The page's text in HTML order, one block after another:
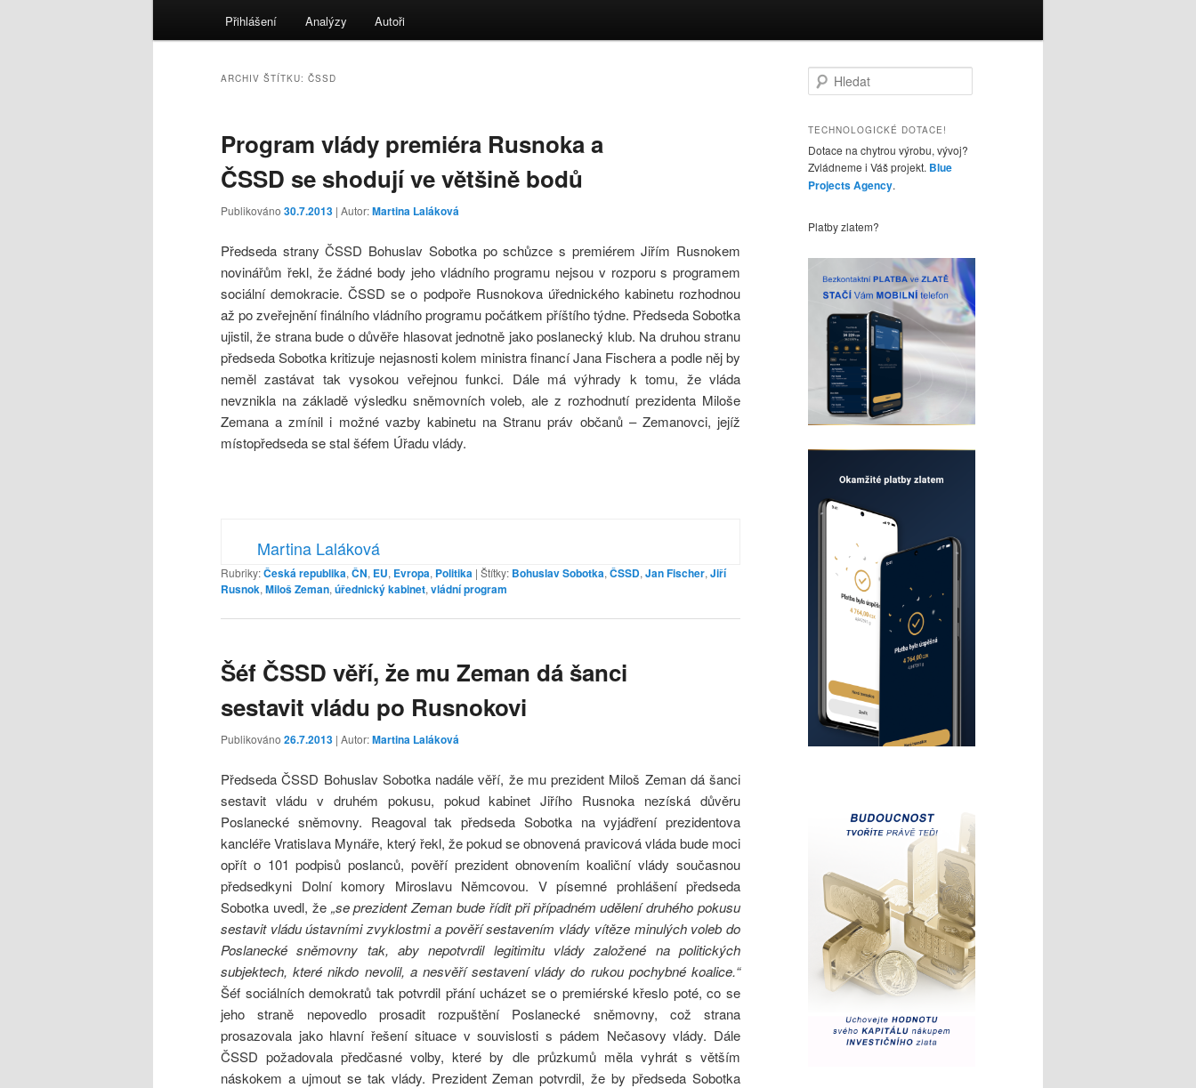
Přihlášení Analýzy Autoři
ARCHIV ŠTÍTKU: ČSSD
Program vlády premiéra Rusnoka a
ČSSD se shodují ve většině bodů
Publikováno 30.7.2013 | Autor:Martina Laláková
Předseda strany ČSSD Bohuslav Sobotka po schůzce s premiérem Jiřím Rusnokem
novinářům řekl, že žádné body jeho vládního programu nejsou v rozporu s programem
sociální demokracie. ČSSD se o podpoře Rusnokova úřednického kabinetu rozhodnou
až po zveřejnění finálního vládního programu počátkem příštího týdne. Předseda Sobotka
ujistil, že strana bude o důvěře hlasovat jednotně jako poslanecký klub. Na druhou stranu
předseda Sobotka kritizuje nejasnosti kolem ministra financí Jana Fischera a podle něj by
neměl zastávat tak vysokou veřejnou funkci. Dále má výhrady k tomu, že vláda
nevznikla na základě výsledku sněmovních voleb, ale z rozhodnutí prezidenta Miloše
Zemana a zmínil i možné vazby kabinetu na Stranu práv občanů – Zemanovci, jejíž
místopředseda se stal šéfem Úřadu vlády.
Martina Laláková
Rubriky:Česká republika, ČN, EU, Evropa, Politika | Štítky: Bohuslav Sobotka, ČSSD, Jan Fischer, Jiří
Rusnok, Miloš Zeman, úřednický kabinet, vládní program
Šéf ČSSD věří, že mu Zeman dá šanci
sestavit vládu po Rusnokovi
Publikováno 26.7.2013 | Autor:Martina Laláková
Předseda ČSSD Bohuslav Sobotka nadále věří, že mu prezident Miloš Zeman dá šanci
sestavit vládu v druhém pokusu, pokud kabinet Jiřího Rusnoka nezíská důvěru
Poslanecké sněmovny. Reagoval tak předseda Sobotka na vyjádření prezidentova
kancléře Vratislava Mynáře, který řekl, že pokud se obnovená pravicová vláda bude moci
opřít o 101 podpisů poslanců, pověří prezident obnovením koaliční vlády současnou
předsedkyni Dolní komory Miroslavu Němcovou. V písemné prohlášení předseda
Sobotka uvedl, že„se prezident Zeman bude řídit při případném udělení druhého pokusu
sestavit vláduústavními zvyklostmi a pověří sestavením vlády vítěze minulých voleb do
Poslanecké sněmovny tak, aby nepotvrdil legitimitu vlády založené na politických
subjektech, které nikdo nevolil, a nesvěří sestavení vlády do rukou pochybné koalice.“
Šéf sociálních demokratů tak potvrdil přání ucházet se o premiérské křeslo poté, co se
jeho straně nepovedlo prosadit rozpuštění Poslanecké sněmovny, což strana
prosazovala jako hlavní řešení situace v souvislosti s pádem Nečasovy vlády. Dále
ČSSD požadovala předčasné volby, které by dle průzkumů měla vyhrát s větším
náskokem a ujmout se tak vlády. Prezident Zeman potvrdil, že by předseda Sobotka
l
d
t
TECHNOLOGICKÉ DOTACE!
Dotace na chytrou výrobu, vývoj?
Zvládneme i Váš projekt. Blue
Projects Agency.
Platby zlatem?